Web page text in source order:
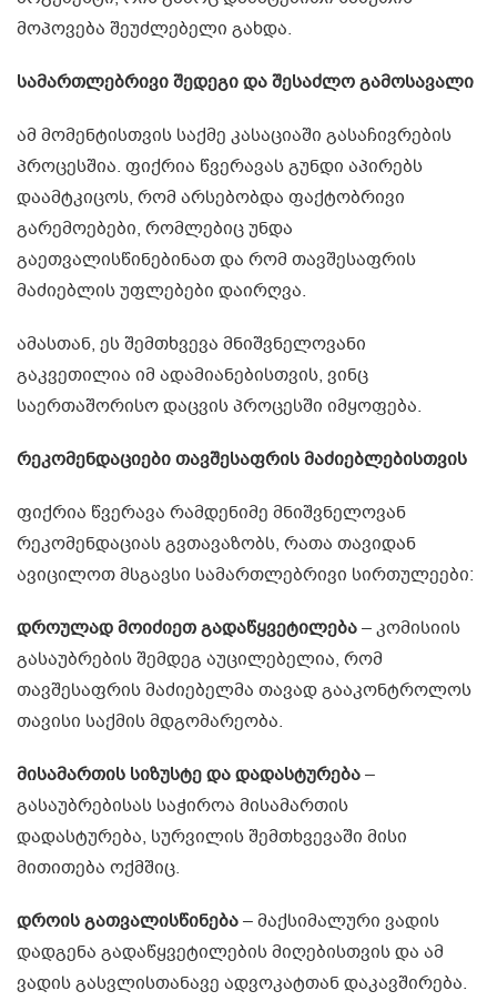
მოპოვება შეუძლებელი გახდა.
სამართლებრივი შედეგი და შესაძლო გამოსავალი
ამ მომენტისთვის საქმე კასაციაში გასაჩივრების
პროცესშია. ფიქრია წვერავას გუნდი აპირებს
დაამტკიცოს, რომ არსებობდა ფაქტობრივი
გარემოებები, რომლებიც უნდა
გაეთვალისწინებინათ და რომ თავშესაფრის
მაძიებლის უფლებები დაირღვა.
ამასთან, ეს შემთხვევა მნიშვნელოვანი
გაკვეთილია იმ ადამიანებისთვის, ვინც
საერთაშორისო დაცვის პროცესში იმყოფება.
რეკომენდაციები თავშესაფრის მაძიებლებისთვის
ფიქრია წვერავა რამდენიმე მნიშვნელოვან
რეკომენდაციას გვთავაზობს, რათა თავიდან
ავიცილოთ მსგავსი სამართლებრივი სირთულეები:
დროულად მოიძიეთ გადაწყვეტილება– კომისიის
გასაუბრების შემდეგ აუცილებელია, რომ
თავშესაფრის მაძიებელმა თავად გააკონტროლოს
თავისი საქმის მდგომარეობა.
მისამართის სიზუსტე და დადასტურება–
გასაუბრებისას საჭიროა მისამართის
დადასტურება, სურვილის შემთხვევაში მისი
მითითება ოქმშიც.
დროის გათვალისწინება– მაქსიმალური ვადის
დადგენა გადაწყვეტილების მიღებისთვის და ამ
ვადის გასვლისთანავე ადვოკატთან დაკავშირება.